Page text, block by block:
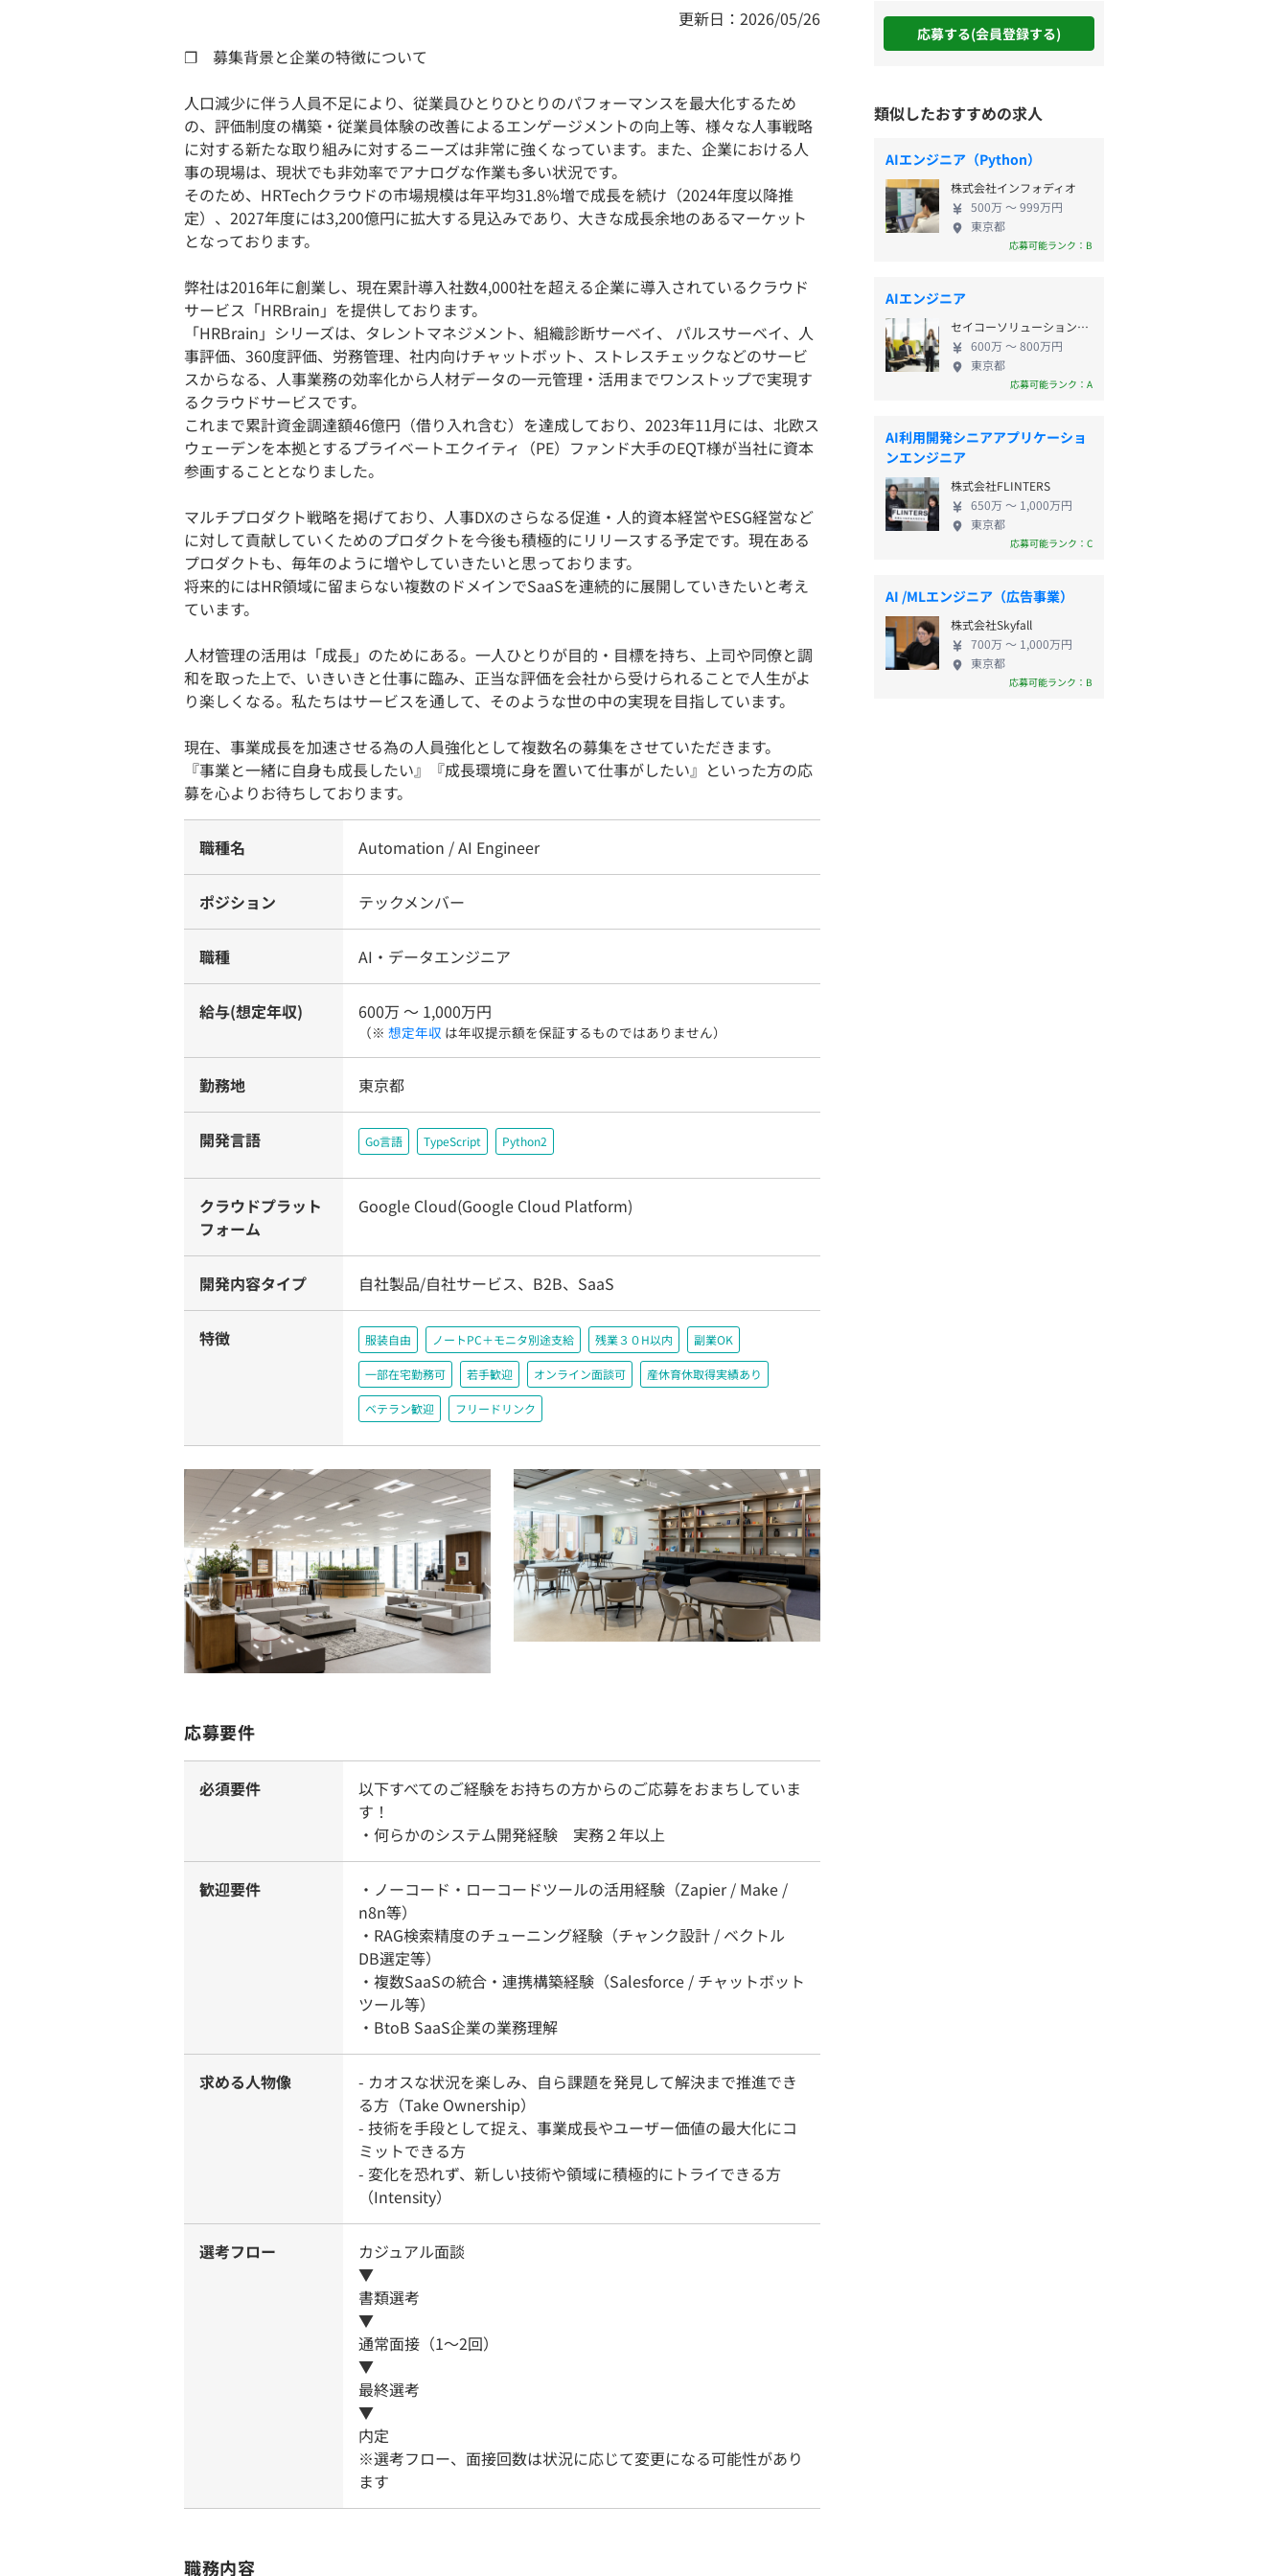
更新日：2026/05/26
❐ 募集背景と企業の特徴について
人口減少に伴う人員不足により、従業員ひとりひとりのパフォーマンスを最大化するため
の、評価制度の構築・従業員体験の改善によるエンゲージメントの向上等、様々な人事戦略
に対する新たな取り組みに対するニーズは非常に強くなっています。また、企業における人
事の現場は、現状でも非効率でアナログな作業も多い状況です。
そのため、HRTechクラウドの市場規模は年平均31.8%増で成長を続け（2024年度以降推
定）、2027年度には3,200億円に拡大する見込みであり、大きな成長余地のあるマーケット
となっております。
弊社は2016年に創業し、現在累計導入社数4,000社を超える企業に導入されているクラウド
サービス「HRBrain」を提供しております。
「HRBrain」シリーズは、タレントマネジメント、組織診断サーベイ、 パルスサーベイ、人
事評価、360度評価、労務管理、社内向けチャットボット、ストレスチェックなどのサービ
スからなる、人事業務の効率化から人材データの一元管理・活用までワンストップで実現す
るクラウドサービスです。
これまで累計資金調達額46億円（借り入れ含む）を達成しており、2023年11月には、北欧ス
ウェーデンを本拠とするプライベートエクイティ（PE）ファンド大手のEQT様が当社に資本
参画することとなりました。
マルチプロダクト戦略を掲げており、人事DXのさらなる促進・人的資本経営やESG経営など
に対して貢献していくためのプロダクトを今後も積極的にリリースする予定です。現在ある
プロダクトも、毎年のように増やしていきたいと思っております。
将来的にはHR領域に留まらない複数のドメインでSaaSを連続的に展開していきたいと考え
ています。
人材管理の活用は「成長」のためにある。一人ひとりが目的・目標を持ち、上司や同僚と調
和を取った上で、いきいきと仕事に臨み、正当な評価を会社から受けられることで人生がよ
り楽しくなる。私たちはサービスを通して、そのような世の中の実現を目指しています。
現在、事業成長を加速させる為の人員強化として複数名の募集をさせていただきます。
『事業と一緒に自身も成長したい』『成長環境に身を置いて仕事がしたい』といった方の応
募を心よりお待ちしております。
職種名 Automation / AI Engineer
ポジション テックメンバー
職種 AI・データエンジニア
給与(想定年収) 600万 〜 1,000万円
（※ 想定年収 は年収提示額を保証するものではありません）
勤務地 東京都
開発言語 Go言語 TypeScript Python2
クラウドプラット
フォーム
Google Cloud(Google Cloud Platform)
開発内容タイプ 自社製品/自社サービス、B2B、SaaS
特徴 服装自由 ノートPC＋モニタ別途支給 残業３０H以内 副業OK
一部在宅勤務可 若手歓迎 オンライン面談可 産休育休取得実績あり
ベテラン歓迎 フリードリンク
応募要件
必須要件
以下すべてのご経験をお持ちの方からのご応募をおまちしていま
す！
・何らかのシステム開発経験 実務２年以上
歓迎要件
・ノーコード・ローコードツールの活用経験（Zapier / Make /
n8n等）
・RAG検索精度のチューニング経験（チャンク設計 / ベクトル
DB選定等）
・複数SaaSの統合・連携構築経験（Salesforce / チャットボット
ツール等）
・BtoB SaaS企業の業務理解
求める人物像
- カオスな状況を楽しみ、自ら課題を発見して解決まで推進でき
る方（Take Ownership）
- 技術を手段として捉え、事業成長やユーザー価値の最大化にコ
ミットできる方
- 変化を恐れず、新しい技術や領域に積極的にトライできる方
（Intensity）
選考フロー
カジュアル面談
▼
書類選考
▼
通常面接（1～2回）
▼
最終選考
▼
内定
※選考フロー、面接回数は状況に応じて変更になる可能性があり
ます
職務内容
応募する(会員登録する)
類似したおすすめの求人
AIエンジニア（Python）
株式会社インフォディオ
500万 〜 999万円
東京都
応募可能ランク：B
AIエンジニア
セイコーソリューションズ株式会社
600万 〜 800万円
東京都
応募可能ランク：A
AI利用開発シニアアプリケーショ
ンエンジニア
株式会社FLINTERS
650万 〜 1,000万円
東京都
応募可能ランク：C
AI /MLエンジニア（広告事業）
株式会社Skyfall
700万 〜 1,000万円
東京都
応募可能ランク：B